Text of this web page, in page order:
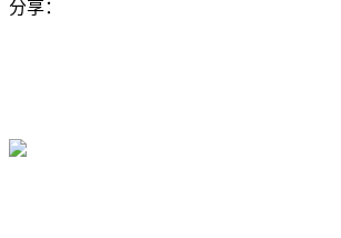
分享：